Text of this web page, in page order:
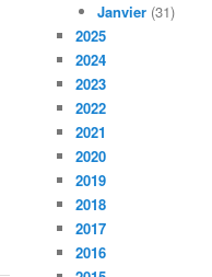
Janvier (31)
2025
2024
2023
2022
2021
2020
2019
2018
2017
2016